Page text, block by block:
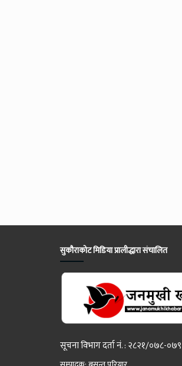
सुकौराकोट मिडिया प्रालीद्धारा संचालित
सूचना विभाग दर्ता नं. : २८२१/०७८-०७९